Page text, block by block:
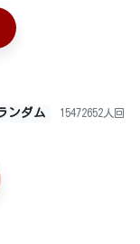
ンダム 15472652人回